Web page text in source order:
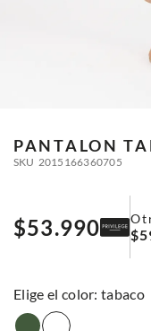
PANTALON
SKU 2015166360705
$53.990 $
: tabaco